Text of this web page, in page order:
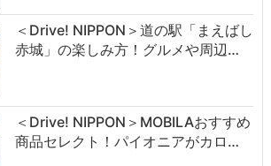
＜Drive! NIPPON＞道の駅「まえばし
赤城」の楽しみ方！グルメや周辺…
＜Drive! NIPPON＞MOBILAおすすめ
商品セレクト！パイオニアがカロ…